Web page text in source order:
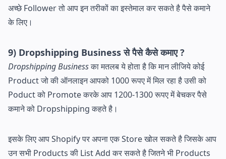
अच्छे Follower तो आप इन तरीकों का इस्तेमाल कर सकते है पैसे कमाने
के लिए।
9) Dropshipping Business से पैसे कैसे कमाए ?
Dropshipping Businessका मतलब ये होता है कि मान लीजिये कोई
Product जो की ऑनलाइन आपको 1000 रूपए में मिल रहा है उसी को
Poduct को Promote करके आप 1200-1300 रूपए में बेचकर पैसे
कमाने को Dropshipping कहते है।
इसके लिए आप Shopify पर अपना एक Store खोल सकते है जिसके आप
उन सभी Products की List Add कर सकते है जितने भी Products